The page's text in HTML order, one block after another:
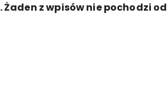
z wpisów nie pochodzi od